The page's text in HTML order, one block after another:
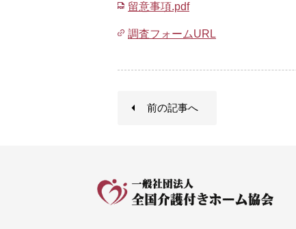
留意事項.pdf
調査フォームURL
前の記事へ